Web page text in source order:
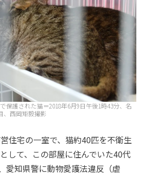
保護された猫＝2018年6月9日午後1時43分、名
、西岡矩毅撮影
住宅の一室で、猫約40匹を不衛生
して、この部屋に住んでいた40代
愛知県警に動物愛護法違反（虐